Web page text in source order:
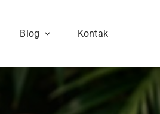
Blog Kontak